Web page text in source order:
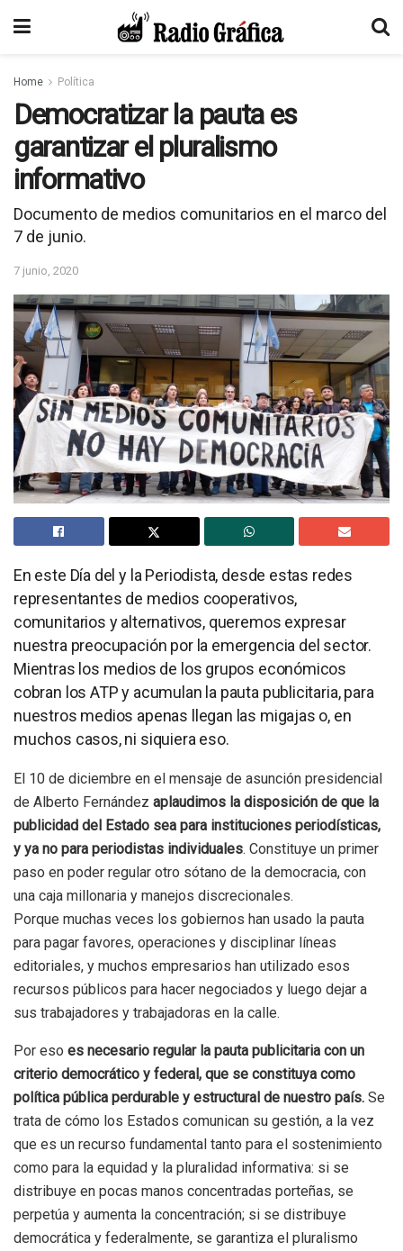
Home Política
Democratizar la pauta es
garantizar el pluralismo
informativo
Documento de medios comunitarios en el marco del
7 de junio.
7 junio, 2020
En este Día del y la Periodista, desde estas redes
representantes de medios cooperativos,
comunitarios y alternativos, queremos expresar
nuestra preocupación por la emergencia del sector.
Mientras los medios de los grupos económicos
cobran los ATP y acumulan la pauta publicitaria, para
nuestros medios apenas llegan las migajas o, en
muchos casos, ni siquiera eso.
El 10 de diciembre en el mensaje de asunción presidencial
de Alberto Fernández aplaudimos la disposición de que la
publicidad del Estado sea para instituciones periodísticas,
y ya no para periodistas individuales. Constituye un primer
paso en poder regular otro sótano de la democracia, con
una caja millonaria y manejos discrecionales.
Porque muchas veces los gobiernos han usado la pauta
para pagar favores, operaciones y disciplinar líneas
editoriales, y muchos empresarios han utilizado esos
recursos públicos para hacer negociados y luego dejar a
sus trabajadores y trabajadoras en la calle.
Por eso es necesario regular la pauta publicitaria con un
criterio democrático y federal, que se constituya como
política pública perdurable y estructural de nuestro país. Se
trata de cómo los Estados comunican su gestión, a la vez
que es un recurso fundamental tanto para el sostenimiento
como para la equidad y la pluralidad informativa: si se
distribuye en pocas manos concentradas porteñas, se
perpetúa y aumenta la concentración; si se distribuye
democrática y federalmente, se garantiza el pluralismo